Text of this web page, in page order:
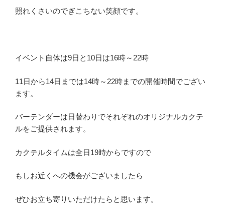
照れくさいのでぎこちない笑顔です。
イベント自体は9日と10日は16時～22時
11日から14日までは14時～22時までの開催時間でござい
ます。
バーテンダーは日替わりでそれぞれのオリジナルカクテ
ルをご提供されます。
カクテルタイムは全日19時からですので
もしお近くへの機会がございましたら
ぜひお立ち寄りいただけたらと思います。